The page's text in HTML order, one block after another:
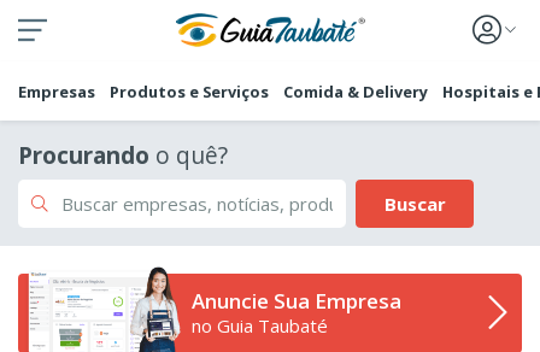
Empresas Produtos e Serviços Comida & Delivery Hospitais e
Procurando o quê?
Buscar
Anuncie Sua Empresa
no Guia Taubaté